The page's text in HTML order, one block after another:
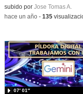
subido por Jose Tomas A.
-hace un año- 135
07′ 01″